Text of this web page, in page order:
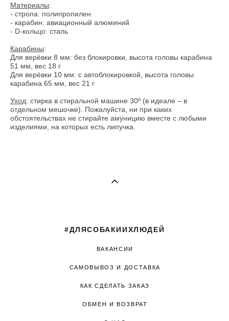
Материалы:
- стропа: полипропилен
- карабин: авиационный алюминий
- D-кольцо: сталь
Карабины:
Для верёвки 8 мм: без блокировки, высота головы карабина
51 мм, вес 18 г
Для верёвки 10 мм: с автоблокировкой, высота головы
карабина 65 мм, вес 21 г
Уход: стирка в стиральной машине 30º (в идеале – в
отдельном мешочке). Пожалуйста, ни при каких
обстоятельствах не стирайте амуницию вместе с любыми
изделиями, на которых есть липучка.
#ДЛЯСОБАКИИХЛЮДЕЙ
ВАКАНСИИ
САМОВЫВОЗ И ДОСТАВКА
КАК СДЕЛАТЬ ЗАКАЗ
ОБМЕН И ВОЗВРАТ